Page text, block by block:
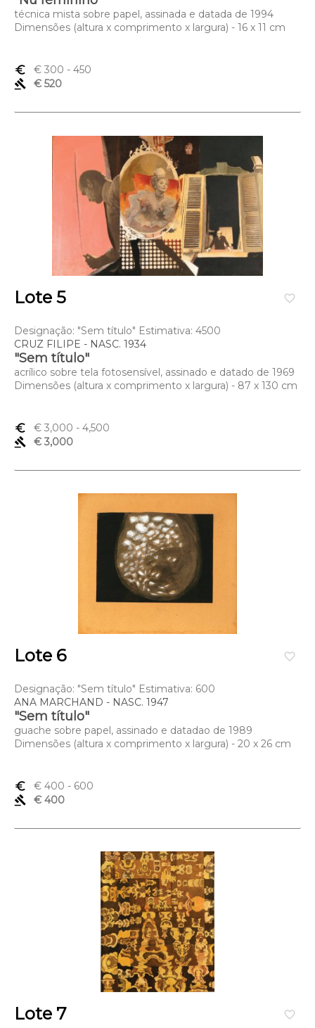
técnica mista sobre papel, assinada e datada de 1994
Dimensões (altura x comprimento x largura) - 16 x 11 cm
euro_symbol € 300 - 450
gavel
€ 520
favorite_border
Lote 5
Designação: "Sem título" Estimativa: 4500
CRUZ FILIPE - NASC. 1934
"Sem título"
acrílico sobre tela fotosensível, assinado e datado de 1969
Dimensões (altura x comprimento x largura) - 87 x 130 cm
euro_symbol € 3,000 - 4,500
gavel
€ 3,000
favorite_border
Lote 6
Designação: "Sem título" Estimativa: 600
ANA MARCHAND - NASC. 1947
"Sem título"
guache sobre papel, assinado e datadao de 1989
Dimensões (altura x comprimento x largura) - 20 x 26 cm
euro_symbol € 400 - 600
gavel
€ 400
favorite_border
Lote 7